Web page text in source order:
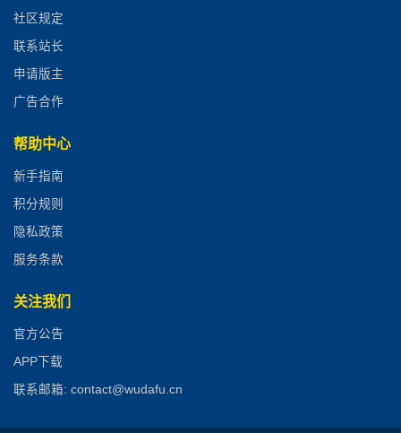
社区规定
联系站长
申请版主
广告合作
帮助中心
新手指南
积分规则
隐私政策
服务条款
关注我们
官方公告
APP下载
联系邮箱: contact@wudafu.cn